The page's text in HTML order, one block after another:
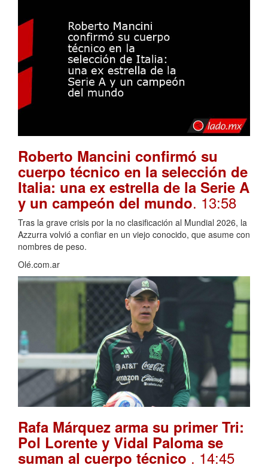
Roberto Mancini confirmó su
cuerpo técnico en la selección de
Italia: una ex estrella de la Serie A
y un campeón del mundo. 13:58
Tras la grave crisis por la no clasificación al Mundial 2026, la
Azzurra volvió a confiar en un viejo conocido, que asume con
nombres de peso.
Olé.com.ar
Rafa Márquez arma su primer Tri:
Pol Lorente y Vidal Paloma se
suman al cuerpo técnico . 14:45